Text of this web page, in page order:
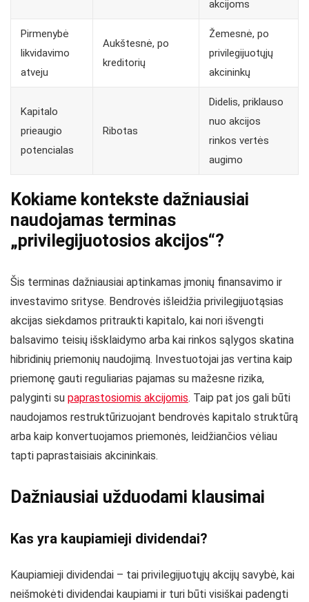
akcijoms
Pirmenybė
likvidavimo
atveju
Aukštesnė, po
kreditorių
Žemesnė, po
privilegijuotųjų
akcininkų
Kapitalo
prieaugio
potencialas
Ribotas
Didelis, priklauso
nuo akcijos
rinkos vertės
augimo
Kokiame kontekste dažniausiai
naudojamas terminas
„privilegijuotosios akcijos“?
Šis terminas dažniausiai aptinkamas įmonių finansavimo ir
investavimo srityse. Bendrovės išleidžia privilegijuotąsias
akcijas siekdamos pritraukti kapitalo, kai nori išvengti
balsavimo teisių išsklaidymo arba kai rinkos sąlygos skatina
hibridinių priemonių naudojimą. Investuotojai jas vertina kaip
priemonę gauti reguliarias pajamas su mažesne rizika,
palyginti su paprastosiomis akcijomis. Taip pat jos gali būti
naudojamos restruktūrizuojant bendrovės kapitalo struktūrą
arba kaip konvertuojamos priemonės, leidžiančios vėliau
tapti paprastaisiais akcininkais.
Dažniausiai užduodami klausimai
Kas yra kaupiamieji dividendai?
Kaupiamieji dividendai – tai privilegijuotųjų akcijų savybė, kai
neišmokėti dividendai kaupiami ir turi būti visiškai padengti